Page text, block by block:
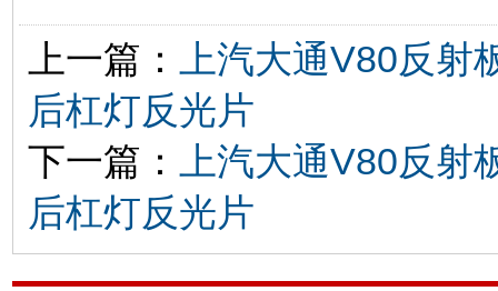
上一篇：
上汽大通V80反
后杠灯反光片
下一篇：
上汽大通V80反
后杠灯反光片